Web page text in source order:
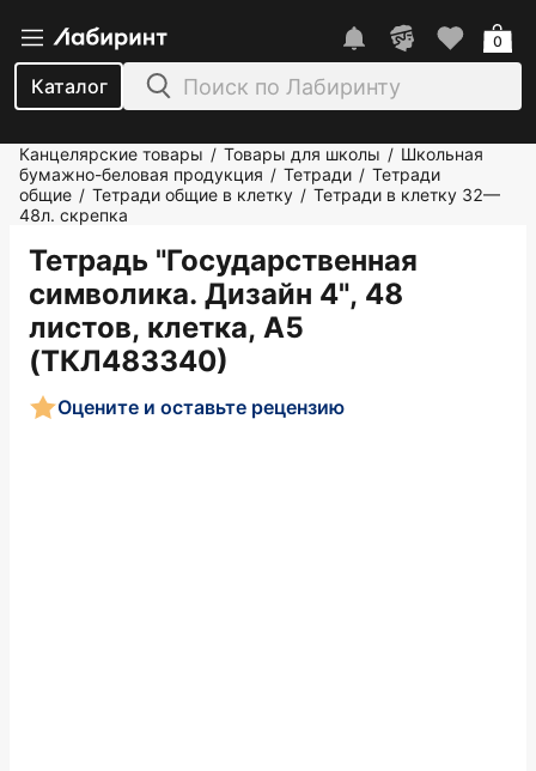
Каталог
0
Канцелярские товары / Товары для школы / Школьная
бумажно-беловая продукция / Тетради / Тетради
общие / Тетради общие в клетку / Тетради в клетку 32—
48л. скрепка
Тетрадь "Государственная
символика. Дизайн 4", 48
листов, клетка, А5
(ТКЛ483340)
Оцените и оставьте рецензию